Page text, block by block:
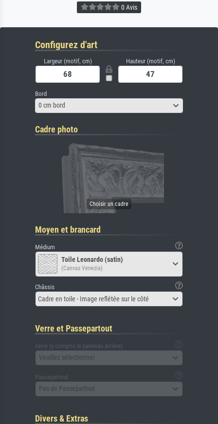
0 Avis
Configurez d'art
Largeur (motif, cm) Hauteur (motif, cm)
Bord
0 cm bord
Cadre photo
Moyen et brancard
Médium
Toile Leonardo (satin)
(Canvas Venezia)
Châssis
Cadre en toile - Image reflétée sur le côté
Verre et Passepartout
verre (y compris le panneau arrière)
Veuillez sélectionner
Passepartout
Pas de Passepartout
Divers & Extras